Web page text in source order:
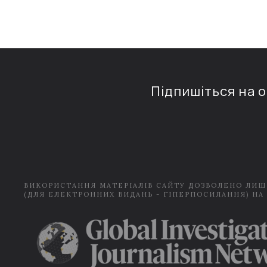
Підпишіться на
ВИКОРИСТАННЯ МАТЕРІАЛІВ САЙТУ ДОЗВОЛЕНО
(ДЛЯ ЕЛЕКТРОННИХ ВИДАНЬ - ГІПЕРПОСИЛАННЯ) НА